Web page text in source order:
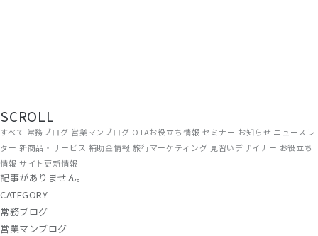
SCROLL
すべて 常務ブログ 営業マンブログ OTAお役立ち情報 セミナー お知らせ ニュースレ
ター 新商品・サービス 補助金情報 旅行マーケティング 見習いデザイナー お役立ち
情報 サイト更新情報
記事がありません。
CATEGORY
常務ブログ
営業マンブログ